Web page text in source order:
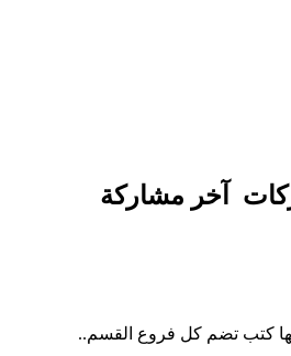
آخر مشاركة
كتب تضم كل فروع القسم..